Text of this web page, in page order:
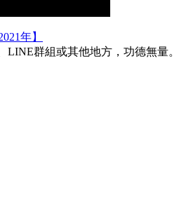
年】
LINE群組或其他地方，功德無量。